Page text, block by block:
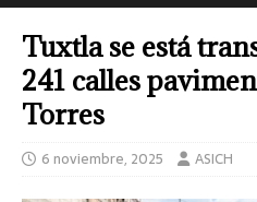
Tuxtla se está
241 calles
Torres
6 noviembre, 2025 ASICH